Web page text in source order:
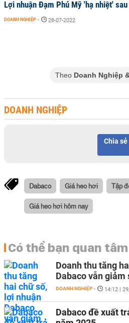
Lợi nhuận Đạm Phú Mỹ 'hạ nhiệt'
DOANH NGHIỆP - 28-07-2022
Theo Doanh Nghiệp
DOANH NGHIỆP
Chia sẻ
Dabaco Giá heo hơi Tập
Giá heo hơi hôm nay
Có thể bạn quan tâm
Doanh thu tăng
Dabaco vẫn giảm
DOANH NGHIỆP - 14:12 |
Dabaco đề xuất